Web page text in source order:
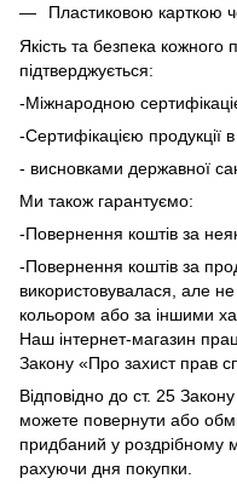
Пластиковою карткою
Якість та безпека кожного
підтверджується:
-Міжнародною
-Сертифікацією продукції
- висновками державної
Ми також гарантуємо:
-Повернення коштів за
-Повернення коштів за
використовувалася, але
кольором або за іншими
Наш інтернет-магазин
Закону «Про захист прав
Відповідно до ст. 25
можете повернути або
придбаний у роздрібному
рахуючи дня покупки.